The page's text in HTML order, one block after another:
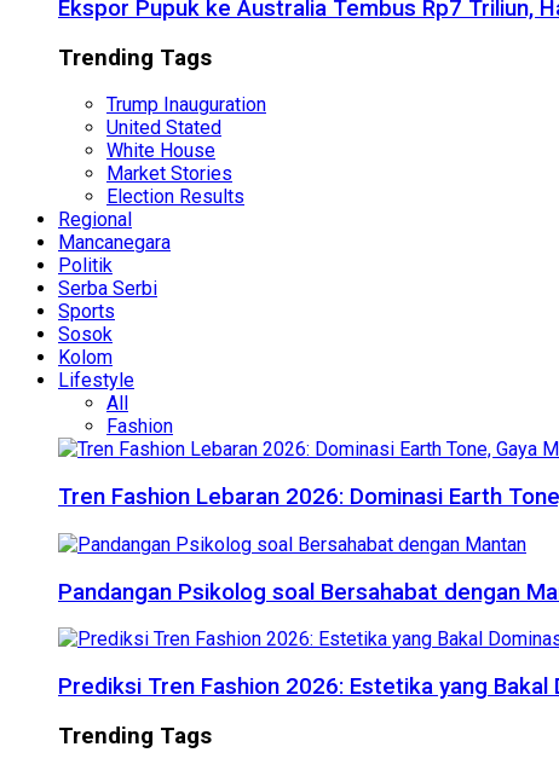
Ekspor Pupuk ke Australia Tembus Rp7 Triliun,
Trending Tags
Trump Inauguration
United Stated
White House
Market Stories
Election Results
Regional
Mancanegara
Politik
Serba Serbi
Sports
Sosok
Kolom
Lifestyle
All
Fashion
Tren Fashion Lebaran 2026: Dominasi Earth
Pandangan Psikolog soal Bersahabat dengan
Prediksi Tren Fashion 2026: Estetika yang Bakal
Trending Tags